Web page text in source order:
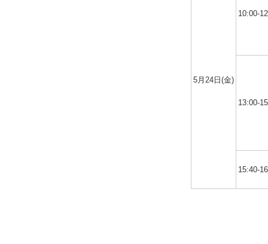
5月24日(金)
10:00-
13:00-
15:40-